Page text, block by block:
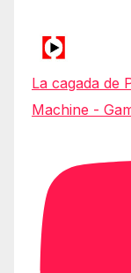
La cagada de
Machine -